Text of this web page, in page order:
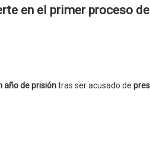
en el primer proceso
año de prisióntras ser acusado de